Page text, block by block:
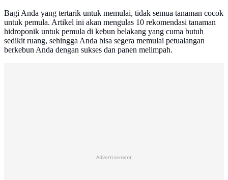
Bagi Anda yang tertarik untuk memulai, tidak semua tanaman cocok
untuk pemula. Artikel ini akan mengulas 10 rekomendasi tanaman
hidroponik untuk pemula di kebun belakang yang cuma butuh
sedikit ruang, sehingga Anda bisa segera memulai petualangan
berkebun Anda dengan sukses dan panen melimpah.
Advertisement